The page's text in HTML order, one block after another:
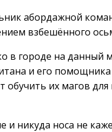
абордажной
взбешённого
в городе на данный
и его
их магов
и никуда носа не